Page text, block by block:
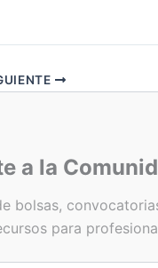
a la
bolsas,
para